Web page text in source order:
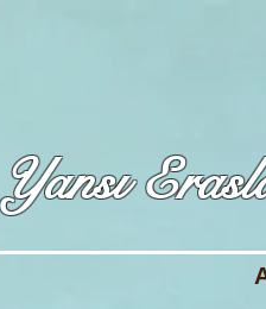
Yansı